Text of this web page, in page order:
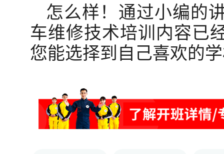
怎么样！通过小编的
车维修技术培训内容已
您能选择到自己喜欢的